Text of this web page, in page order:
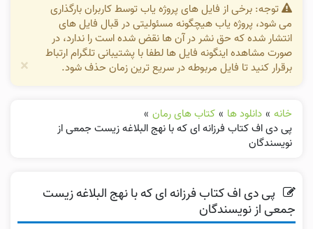
توجه: برخی از فایل های پروژه یاب توسط کاربران بارگذاری
می شود، پروژه یاب هیچگونه مسئولیتی در قبال فایل های
انتشار شده که حق نشر در آن ها نقض شده است را ندارد، در
صورت مشاهده اینگونه فایل ها لطفا با پشتیبانی تلگرام ارتباط
برقرار کنید تا فایل مربوطه در سریع ترین زمان حذف شود.
×
خانه » دانلود ها » کتاب های رمان »
پی دی اف کتاب فرزانه ای که با نهج البلاغه زیست جمعی از
نویسندگان
پی دی اف کتاب فرزانه ای که با نهج البلاغه زیست
جمعی از نویسندگان